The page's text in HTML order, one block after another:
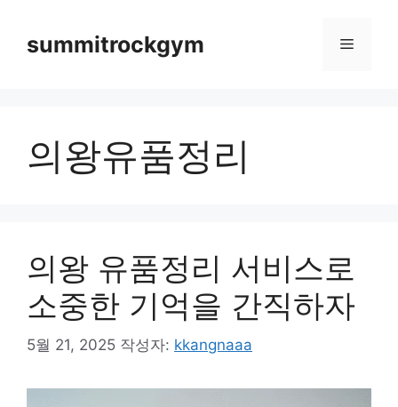
summitrockgym 메
의왕유품정리
의왕 유품정리 서비스로
소중한 기억을 간직하자
5월 21, 2025 작성자: kkangnaaa